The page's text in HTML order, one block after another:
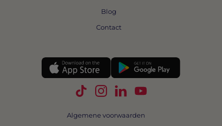
Blog
Contact
Volg Swipe4Work op TikTok
Volg Swipe4Work op
Volg Swipe4Work op
Volg Swipe4Work
Algemene voorwaarden